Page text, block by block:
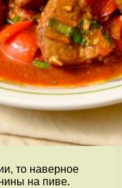
то наверное
на пиве.